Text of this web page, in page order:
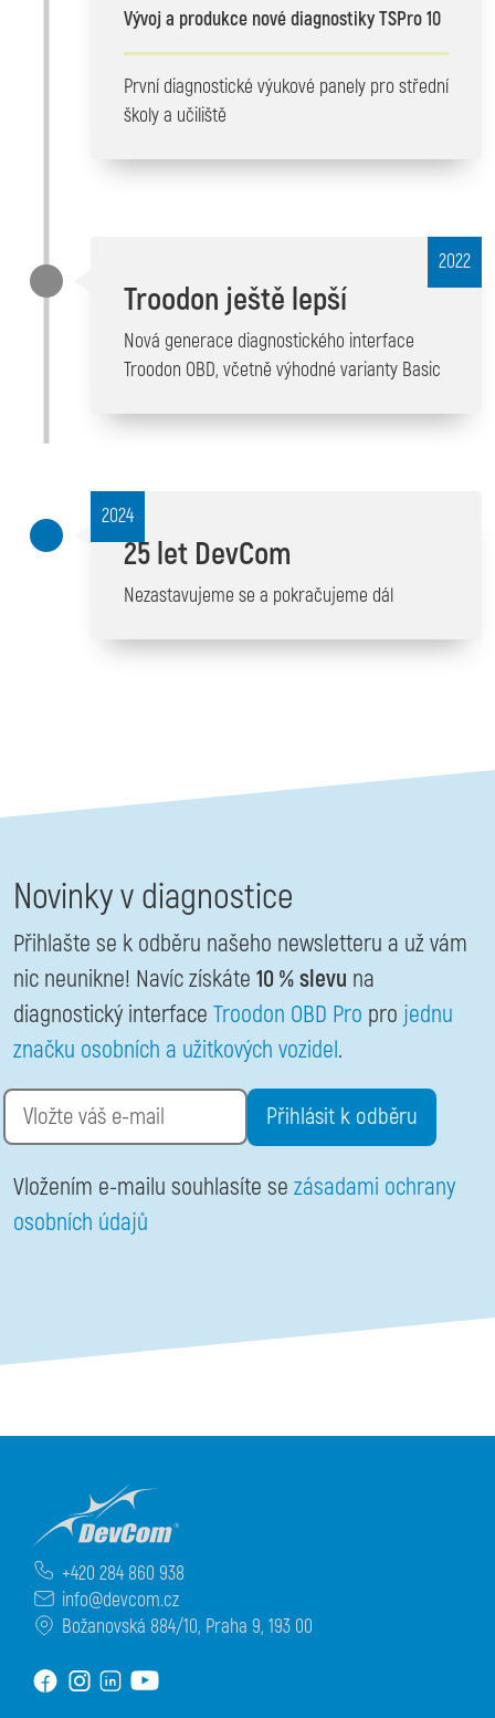
Vývoj a produkce nové diagnostiky TSPro 10
První diagnostické výukové panely pro střední
školy a učiliště
2022
Troodon ještě lepší
Nová generace diagnostického interface
Troodon OBD, včetně výhodné varianty Basic
2024
25 let DevCom
Nezastavujeme se a pokračujeme dál
Novinky v diagnostice
Přihlašte se k odběru našeho newsletteru a už vám
nic neunikne! Navíc získáte 10 % slevu na
diagnostický interface Troodon OBD Pro pro jednu
značku osobních a užitkových vozidel.
Email
Vložením e-mailu souhlasíte se zásadami ochrany
osobních údajů
+420 284 860 938
info@devcom.cz
Božanovská 884/10, Praha 9, 193 00